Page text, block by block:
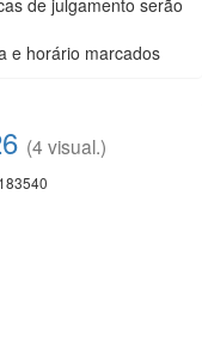
de julgamento serão
e horário marcados
(4 visual.)